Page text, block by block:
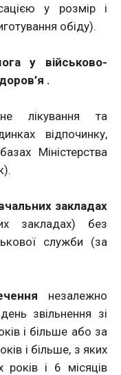
у розмір і
обіду).
у військово-
.
лікування та
відпочинку,
Міністерства
закладах
закладах) без
служби (за
незалежно
звільнення зі
і більше або за
і більше, з яких
і 6 місяців